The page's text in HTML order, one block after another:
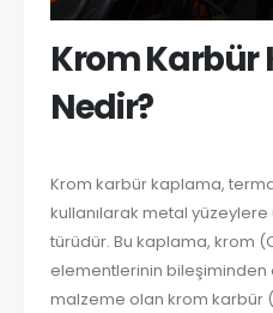
Krom
Nedir?
Krom karbür kaplama,
kullanılarak metal
türüdür. Bu kaplama, krom
elementlerinin
malzeme olan krom karbür